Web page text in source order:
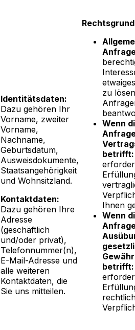
Identitätsdaten:
Dazu gehören Ihr
Vorname, zweiter
Vorname,
Nachname,
Geburtsdatum,
Ausweisdokumente,
Staatsangehörigkeit
und Wohnsitzland.
Kontaktdaten:
Dazu gehören Ihre
Adresse
(geschäftlich
und/oder privat),
Telefonnummer(n),
E-Mail-Adresse und
alle weiteren
Kontaktdaten, die
Sie uns mitteilen.
zu
Wenn
betrifft:
Ihnen
Wenn
betrifft: